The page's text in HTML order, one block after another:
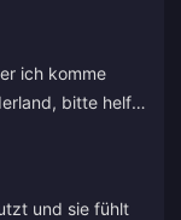
ich komme
bitte helft
und sie fühlt